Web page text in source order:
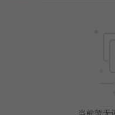
当前暂无